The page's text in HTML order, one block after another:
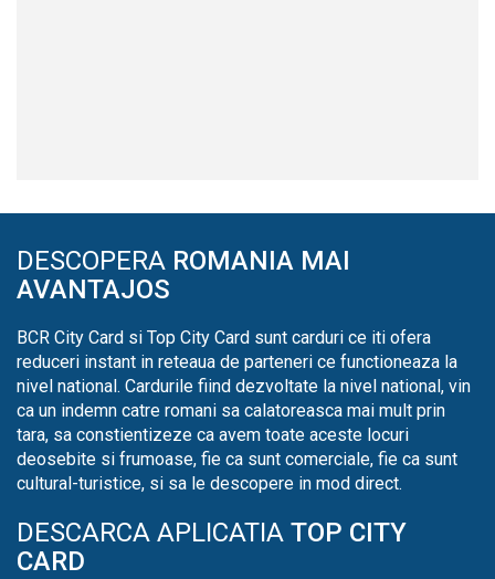
DESCOPERA ROMANIA MAI
AVANTAJOS
BCR City Card si Top City Card sunt carduri ce iti ofera
reduceri instant in reteaua de parteneri ce functioneaza la
nivel national. Cardurile fiind dezvoltate la nivel national, vin
ca un indemn catre romani sa calatoreasca mai mult prin
tara, sa constientizeze ca avem toate aceste locuri
deosebite si frumoase, fie ca sunt comerciale, fie ca sunt
cultural-turistice, si sa le descopere in mod direct.
DESCARCA APLICATIA TOP CITY
CARD